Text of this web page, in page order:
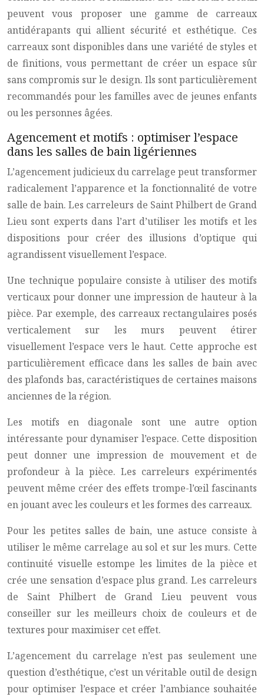
peuvent vous proposer une gamme de carreaux
antidérapants qui allient sécurité et esthétique. Ces
carreaux sont disponibles dans une variété de styles et
de finitions, vous permettant de créer un espace sûr
sans compromis sur le design. Ils sont particulièrement
recommandés pour les familles avec de jeunes enfants
ou les personnes âgées.
Agencement et motifs : optimiser l’espace
dans les salles de bain ligériennes
L’agencement judicieux du carrelage peut transformer
radicalement l’apparence et la fonctionnalité de votre
salle de bain. Les carreleurs de Saint Philbert de Grand
Lieu sont experts dans l’art d’utiliser les motifs et les
dispositions pour créer des illusions d’optique qui
agrandissent visuellement l’espace.
Une technique populaire consiste à utiliser des motifs
verticaux pour donner une impression de hauteur à la
pièce. Par exemple, des carreaux rectangulaires posés
verticalement sur les murs peuvent étirer
visuellement l’espace vers le haut. Cette approche est
particulièrement efficace dans les salles de bain avec
des plafonds bas, caractéristiques de certaines maisons
anciennes de la région.
Les motifs en diagonale sont une autre option
intéressante pour dynamiser l’espace. Cette disposition
peut donner une impression de mouvement et de
profondeur à la pièce. Les carreleurs expérimentés
peuvent même créer des effets trompe-l’œil fascinants
en jouant avec les couleurs et les formes des carreaux.
Pour les petites salles de bain, une astuce consiste à
utiliser le même carrelage au sol et sur les murs. Cette
continuité visuelle estompe les limites de la pièce et
crée une sensation d’espace plus grand. Les carreleurs
de Saint Philbert de Grand Lieu peuvent vous
conseiller sur les meilleurs choix de couleurs et de
textures pour maximiser cet effet.
L’agencement du carrelage n’est pas seulement une
question d’esthétique, c’est un véritable outil de design
pour optimiser l’espace et créer l’ambiance souhaitée